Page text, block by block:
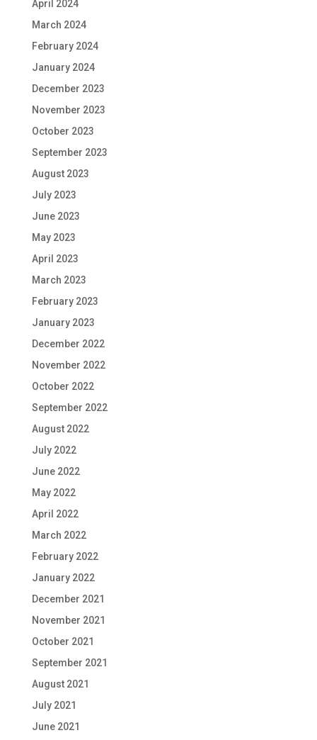
April 2024
March 2024
February 2024
January 2024
December 2023
November 2023
October 2023
September 2023
August 2023
July 2023
June 2023
May 2023
April 2023
March 2023
February 2023
January 2023
December 2022
November 2022
October 2022
September 2022
August 2022
July 2022
June 2022
May 2022
April 2022
March 2022
February 2022
January 2022
December 2021
November 2021
October 2021
September 2021
August 2021
July 2021
June 2021